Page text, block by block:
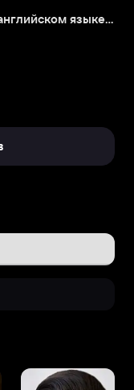
Спаситель природы (на английском языке с русскими субтитрами)